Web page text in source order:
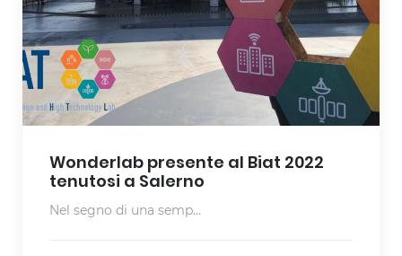
Wonderlab presente al Biat 2022
tenutosi a Salerno
Nel segno di una semp...